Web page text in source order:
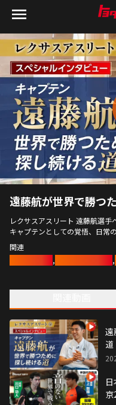
遠藤航が世界で勝つ
レクサスアスリート 遠藤航選手
キャプテンとしての覚悟、日
世界で戦うトップアスリートの
ヒントがたくさん！
今まで歩んできた道から次の道
関連
, ,
遠
道
京